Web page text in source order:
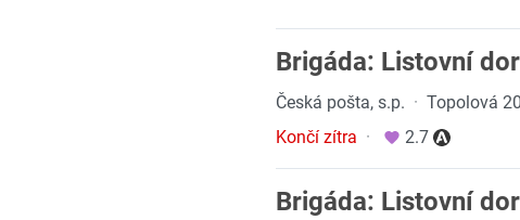
Brigáda: Listovní
Česká pošta, s.p. · Topolová
Končí zítra · 2.7
Brigáda: Listovní